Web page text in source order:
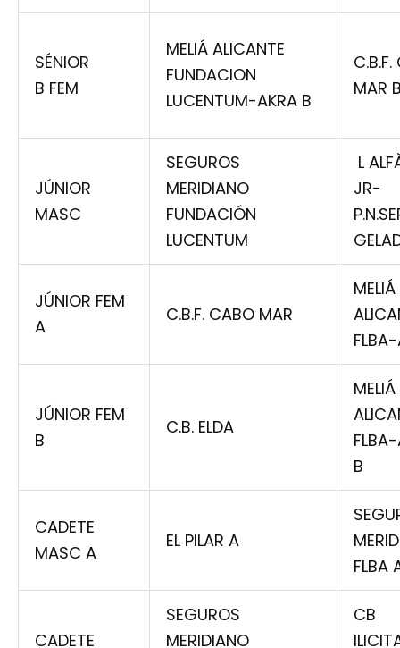
SÉNIOR
B FEM
MELIÁ ALICANTE
FUNDACION
LUCENTUM-AKRA B
MAR
JÚNIOR
MASC
SEGUROS
MERIDIANO
FUNDACIÓN
LUCENTUM
L
JR-
JÚNIOR FEM
A
C.B.F. CABO MAR
MELIÁ
JÚNIOR FEM
B
C.B. ELDA
MELIÁ
B
CADETE
MASC A
EL PILAR A
FLBA
CADETE
SEGUROS
MERIDIANO
CB